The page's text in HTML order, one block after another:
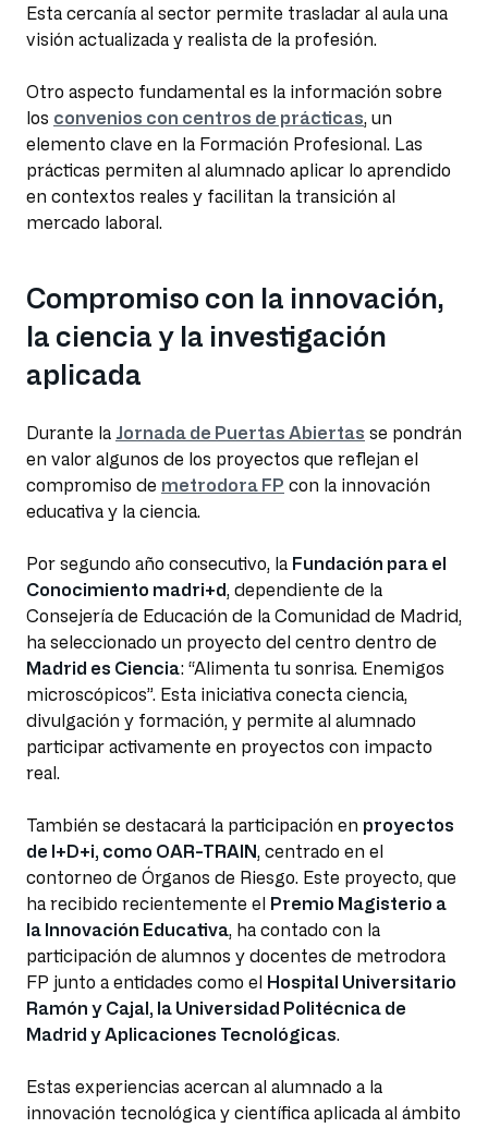
Esta cercanía al sector permite trasladar al aula una
visión actualizada y realista de la profesión.
Otro aspecto fundamental es la información sobre
los convenios con centros de prácticas, un
elemento clave en la Formación Profesional. Las
prácticas permiten al alumnado aplicar lo aprendido
en contextos reales y facilitan la transición al
mercado laboral.
Compromiso con la innovación,
la ciencia y la investigación
aplicada
Durante la Jornada de Puertas Abiertas se pondrán
en valor algunos de los proyectos que reflejan el
compromiso de metrodora FP con la innovación
educativa y la ciencia.
Por segundo año consecutivo, la Fundación para el
Conocimiento madri+d, dependiente de la
Consejería de Educación de la Comunidad de Madrid,
ha seleccionado un proyecto del centro dentro de
Madrid es Ciencia: “Alimenta tu sonrisa. Enemigos
microscópicos”. Esta iniciativa conecta ciencia,
divulgación y formación, y permite al alumnado
participar activamente en proyectos con impacto
real.
También se destacará la participación en proyectos
de I+D+i, como OAR-TRAIN, centrado en el
contorneo de Órganos de Riesgo. Este proyecto, que
ha recibido recientemente el Premio Magisterio a
la Innovación Educativa, ha contado con la
participación de alumnos y docentes de metrodora
FP junto a entidades como el Hospital Universitario
Ramón y Cajal, la Universidad Politécnica de
Madrid y Aplicaciones Tecnológicas.
Estas experiencias acercan al alumnado a la
innovación tecnológica y científica aplicada al ámbito